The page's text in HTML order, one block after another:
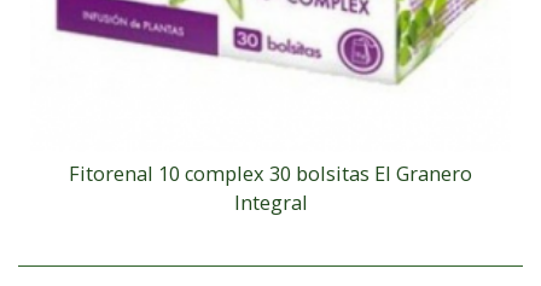
Fitorenal 10 complex 30 bolsitas El Granero
Integral